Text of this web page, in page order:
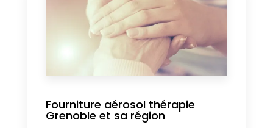
Fourniture aérosol thérapie
Grenoble et sa région